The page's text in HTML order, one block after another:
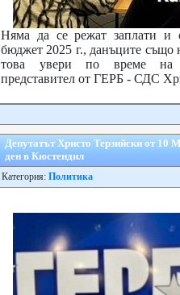
Няма да се режат заплати и
бюджет 2025 г., данъците също
това увери по време на
представител от ГЕРБ - СДС
Депутатът Христо Терзийски от 10
ден в Кюстендил
Категория: Политика